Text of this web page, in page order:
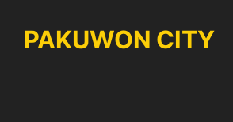
PAKUWON CITY